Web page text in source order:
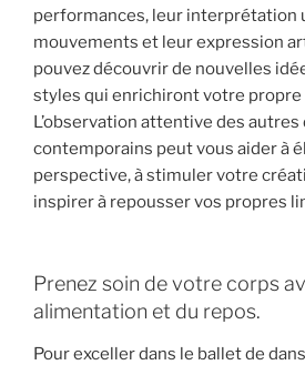
performances, leur interprétation
mouvements et leur expression
pouvez découvrir de nouvelles
styles qui enrichiront votre propre
L’observation attentive des autres
contemporains peut vous aider à
perspective, à stimuler votre
inspirer à repousser vos propres
Prenez soin de votre corps
alimentation et du repos.
Pour exceller dans le ballet de